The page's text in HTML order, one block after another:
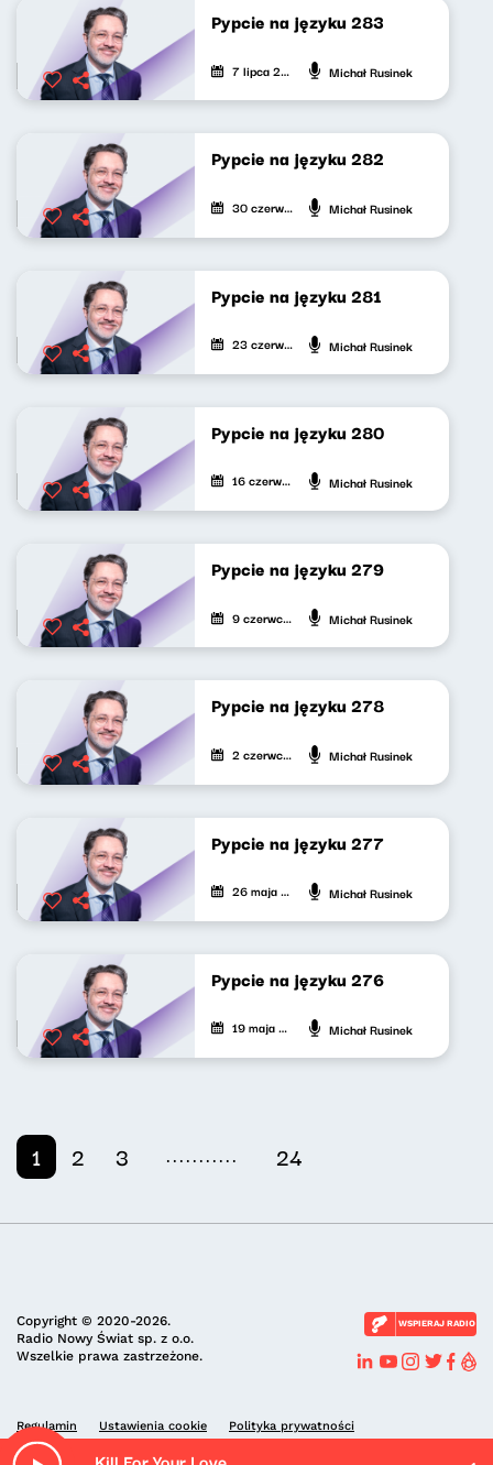
Pypcie na języku 283
7 lipca 2026 Michał Rusinek
Pypcie na języku 282
30 czerwca 2026 Michał Rusinek
Pypcie na języku 281
23 czerwca 2026 Michał Rusinek
Pypcie na języku 280
16 czerwca 2026 Michał Rusinek
Pypcie na języku 279
9 czerwca 2026 Michał Rusinek
Pypcie na języku 278
2 czerwca 2026 Michał Rusinek
Pypcie na języku 277
26 maja 2026 Michał Rusinek
Pypcie na języku 276
19 maja 2026 Michał Rusinek
1 2 3 ........... 24
Copyright © 2020-2026.
Radio Nowy Świat sp. z o.o.
Wszelkie prawa zastrzeżone.
WSPIERAJ RADIO
Regulamin Ustawienia cookie Polityka prywatności